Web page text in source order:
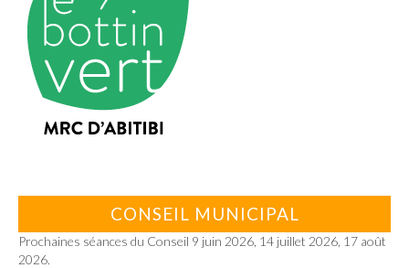
CONSEIL MUNICIPAL
Prochaines séances du Conseil 9 juin 2026, 14 juillet 2026, 17 août
2026.